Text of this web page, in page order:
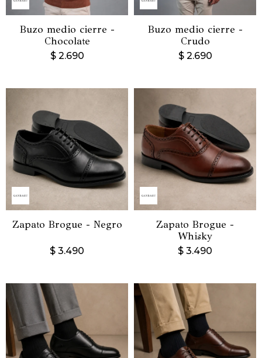
Buzo medio cierre -
Chocolate
$ 2.690
Buzo medio cierre -
Crudo
$ 2.690
Zapato Brogue - Negro
$ 3.490
Zapato Brogue -
Whisky
$ 3.490